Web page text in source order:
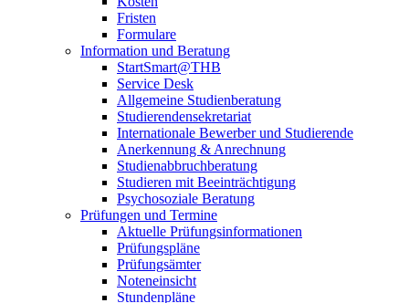
Fristen
Formulare
Information und Beratung
StartSmart@THB
Service Desk
Allgemeine Studienberatung
Studierendensekretariat
Internationale Bewerber und Studierende
Anerkennung & Anrechnung
Studienabbruchberatung
Studieren mit Beeinträchtigung
Psychosoziale Beratung
Prüfungen und Termine
Aktuelle Prüfungsinformationen
Prüfungspläne
Prüfungsämter
Noteneinsicht
Stundenpläne